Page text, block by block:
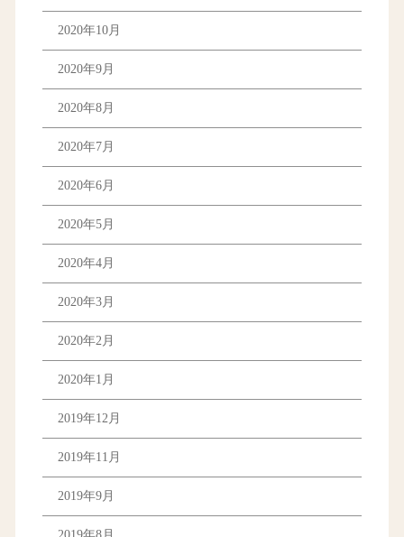
2020年10月
2020年9月
2020年8月
2020年7月
2020年6月
2020年5月
2020年4月
2020年3月
2020年2月
2020年1月
2019年12月
2019年11月
2019年9月